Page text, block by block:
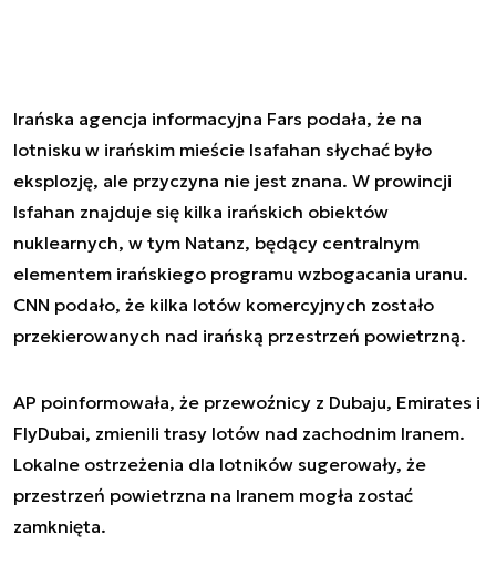
Irańska agencja informacyjna Fars podała, że na
lotnisku w irańskim mieście Isafahan słychać było
eksplozję, ale przyczyna nie jest znana. W prowincji
Isfahan znajduje się kilka irańskich obiektów
nuklearnych, w tym Natanz, będący centralnym
elementem irańskiego programu wzbogacania uranu.
CNN podało, że kilka lotów komercyjnych zostało
przekierowanych nad irańską przestrzeń powietrzną.
AP poinformowała, że przewoźnicy z Dubaju, Emirates i
FlyDubai, zmienili trasy lotów nad zachodnim Iranem.
Lokalne ostrzeżenia dla lotników sugerowały, że
przestrzeń powietrzna na Iranem mogła zostać
zamknięta.